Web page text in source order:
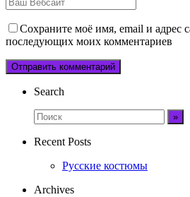
Сохраните моё имя, email и адрес
последующих моих комментариев
Search
Recent Posts
Русские костюмы
Archives